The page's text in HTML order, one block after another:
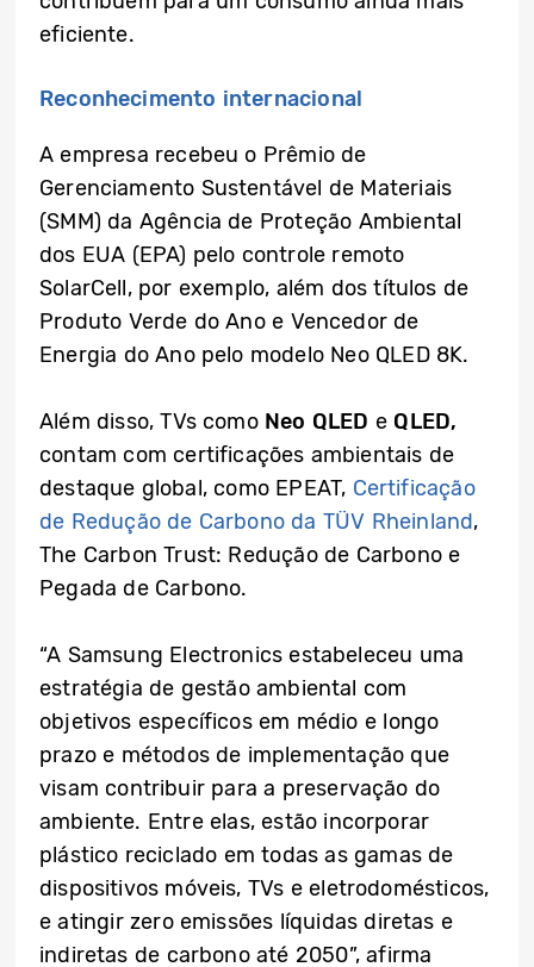
eficiente.
Reconhecimento internacional
A empresa recebeu o Prêmio de
Gerenciamento Sustentável de Materiais
(SMM) da Agência de Proteção Ambiental
dos EUA (EPA) pelo controle remoto
SolarCell, por exemplo, além dos títulos de
Produto Verde do Ano e Vencedor de
Energia do Ano pelo modelo Neo QLED 8K.
Além disso, TVs como Neo QLED e QLED,
contam com certificações ambientais de
destaque global, como EPEAT, Certificação
de Redução de Carbono da TÜV Rheinland,
The Carbon Trust: Redução de Carbono e
Pegada de Carbono.
“A Samsung Electronics estabeleceu uma
estratégia de gestão ambiental com
objetivos específicos em médio e longo
prazo e métodos de implementação que
visam contribuir para a preservação do
ambiente. Entre elas, estão incorporar
plástico reciclado em todas as gamas de
dispositivos móveis, TVs e eletrodomésticos,
e atingir zero emissões líquidas diretas e
indiretas de carbono até 2050”, afirma